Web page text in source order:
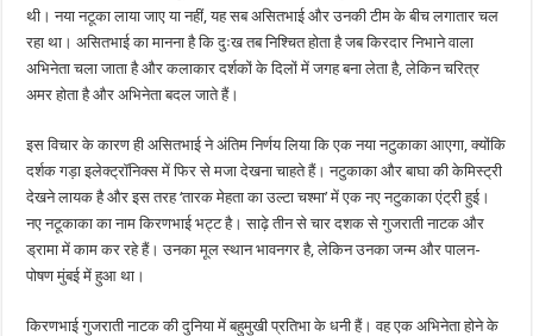
थी। नया नटूका लाया जाए या नहीं, यह सब असितभाई और उनकी टीम के बीच लगातार चल
रहा था। असितभाई का मानना ​​है कि दुःख तब निश्चित होता है जब किरदार निभाने वाला
अभिनेता चला जाता है और कलाकार दर्शकों के दिलों में जगह बना लेता है, लेकिन चरित्र
अमर होता है और अभिनेता बदल जाते हैं।
इस विचार के कारण ही असितभाई ने अंतिम निर्णय लिया कि एक नया नटुकाका आएगा, क्योंकि
दर्शक गड़ा इलेक्ट्रॉनिक्स में फिर से मजा देखना चाहते हैं। नटुकाका और बाघा की केमिस्ट्री
देखने लायक है और इस तरह ‘तारक मेहता का उल्टा चश्मा’ में एक नए नटुकाका एंट्री हुई।
नए नटूकाका का नाम किरणभाई भट्ट है। साढ़े तीन से चार दशक से गुजराती नाटक और
ड्रामा में काम कर रहे हैं। उनका मूल स्थान भावनगर है, लेकिन उनका जन्म और पालन-
पोषण मुंबई में हुआ था।
किरणभाई गुजराती नाटक की दुनिया में बहुमुखी प्रतिभा के धनी हैं। वह एक अभिनेता होने के